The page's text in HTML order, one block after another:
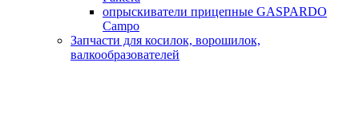
опрыскиватели прицепные GASPARDO
Campo
Запчасти для косилок, ворошилок,
валкообразователей